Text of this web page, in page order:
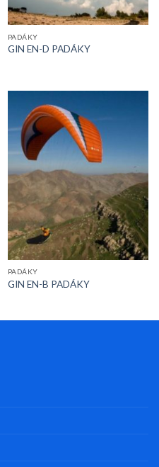
PADÁKY
GIN EN-D PADÁKY
PADÁKY
GIN EN-B PADÁKY